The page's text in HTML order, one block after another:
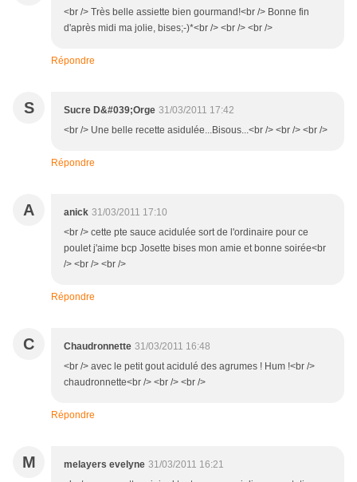
<br /> Très belle assiette bien gourmand!<br /> Bonne fin
d'après midi ma jolie, bises;-)*<br /> <br /> <br />
Répondre
S Sucre D&#039;Orge 31/03/2011 17:42
<br /> Une belle recette asidulée...Bisous...<br /> <br /> <br />
Répondre
A anick 31/03/2011 17:10
<br /> cette pte sauce acidulée sort de l'ordinaire pour ce
poulet j'aime bcp Josette bises mon amie et bonne soirée<br
/> <br /> <br />
Répondre
C Chaudronnette 31/03/2011 16:48
<br /> avec le petit gout acidulé des agrumes ! Hum !<br />
chaudronnette<br /> <br /> <br />
Répondre
M melayers evelyne 31/03/2011 16:21